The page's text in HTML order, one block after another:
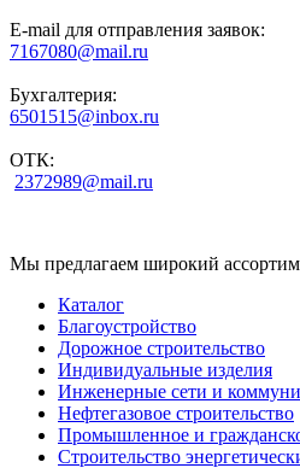
E-mail для отправления заявок:
7167080@mail.ru
Бухгалтерия:
6501515@inbox.ru
ОТК:
2372989@mail.ru
Мы предлагаем широкий
Каталог
Благоустройство
Дорожное строительство
Индивидуальные изделия
Инженерные сети и
Нефтегазовое строительство
Промышленное и
Строительство